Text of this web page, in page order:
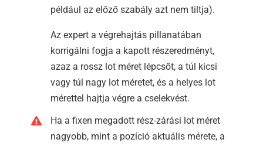
például az előző szabály azt nem tiltja).
Az expert a végrehajtás pillanatában
korrigálni fogja a kapott részeredményt,
azaz a rossz lot méret lépcsőt, a túl kicsi
vagy túl nagy lot méretet, és a helyes lot
mérettel hajtja végre a cselekvést.
Ha a fixen megadott rész-zárási lot méret
nagyobb, mint a pozíció aktuális mérete, a